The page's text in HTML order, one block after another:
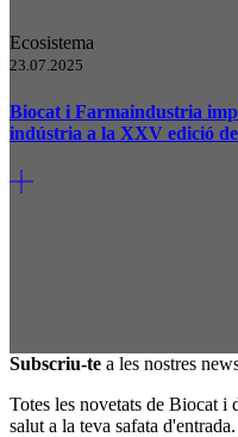
Ecosistema
23.07.2025
Biocat i Farmaindustria
indústria a la XXV edició
Subscriu-te a les nostres
Totes les novetats de Biocat i
salut a la teva safata d'entrada.